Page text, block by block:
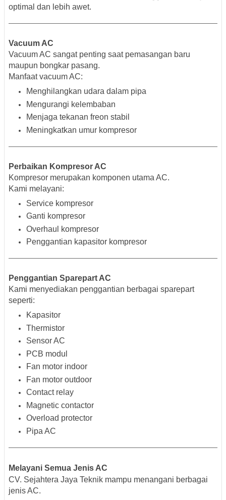
optimal dan lebih awet.
Vacuum AC
Vacuum AC sangat penting saat pemasangan baru
maupun bongkar pasang.
Manfaat vacuum AC:
Menghilangkan udara dalam pipa
Mengurangi kelembaban
Menjaga tekanan freon stabil
Meningkatkan umur kompresor
Perbaikan Kompresor AC
Kompresor merupakan komponen utama AC.
Kami melayani:
Service kompresor
Ganti kompresor
Overhaul kompresor
Penggantian kapasitor kompresor
Penggantian Sparepart AC
Kami menyediakan penggantian berbagai sparepart
seperti:
Kapasitor
Thermistor
Sensor AC
PCB modul
Fan motor indoor
Fan motor outdoor
Contact relay
Magnetic contactor
Overload protector
Pipa AC
Melayani Semua Jenis AC
CV. Sejahtera Jaya Teknik mampu menangani berbagai
jenis AC.